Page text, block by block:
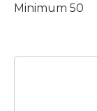
Minimum 50